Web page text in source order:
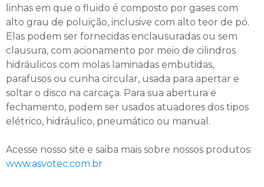
linhas em que o fluido é composto por gases com
alto grau de poluição, inclusive com alto teor de pó.
Elas podem ser fornecidas enclausuradas ou sem
clausura, com acionamento por meio de cilindros
hidráulicos com molas laminadas embutidas,
parafusos ou cunha circular, usada para apertar e
soltar o disco na carcaça. Para sua abertura e
fechamento, podem ser usados atuadores dos tipos
elétrico, hidráulico, pneumático ou manual.
Acesse nosso site e saiba mais sobre nossos produtos:
www.asvotec.com.br